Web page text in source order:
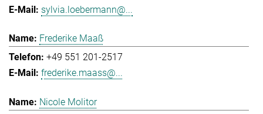
sylvia.loebermann@...
Frederike Maaß
+49 551 201-2517
frederike.maass@...
Nicole Molitor